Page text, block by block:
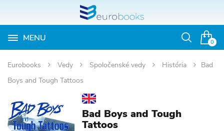
0
MENU
Otvoriť
Eurobooks Vedy Spoločenské vedy História
Bad
Boys and Tough Tattoos
Bad Boys and Tough
Tattoos